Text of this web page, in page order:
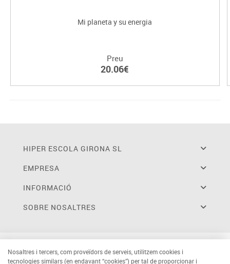
Mi planeta y su energia
Preu
20.06€
HIPER ESCOLA GIRONA SL
EMPRESA
INFORMACIÓ
SOBRE NOSALTRES
Nosaltres i tercers, com proveïdors de serveis, utilitzem cookies i
tecnologies similars (en endavant “cookies”) per tal de proporcionar i